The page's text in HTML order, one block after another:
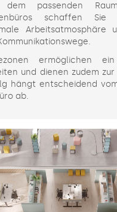
passenden
schaffen Sie
Arbeitsatmosphäre
ermöglichen
und dienen zudem zur
hängt entscheidend
ab.